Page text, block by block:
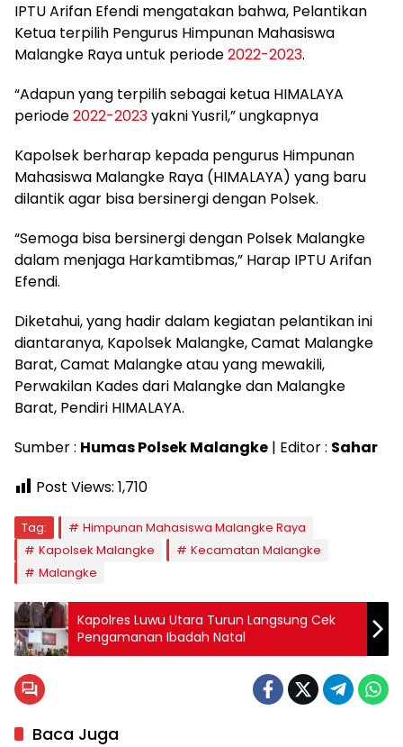
IPTU Arifan Efendi mengatakan bahwa, Pelantikan
Ketua terpilih Pengurus Himpunan Mahasiswa
Malangke Raya untuk periode2022-2023.
“Adapun yang terpilih sebagai ketua HIMALAYA
periode2022-2023yakni Yusril,” ungkapnya
Kapolsek berharap kepada pengurus Himpunan
Mahasiswa Malangke Raya (HIMALAYA) yang baru
dilantik agar bisa bersinergi dengan Polsek.
“Semoga bisa bersinergi dengan Polsek Malangke
dalam menjaga Harkamtibmas,” Harap IPTU Arifan
Efendi.
Diketahui, yang hadir dalam kegiatan pelantikan ini
diantaranya, Kapolsek Malangke, Camat Malangke
Barat, Camat Malangke atau yang mewakili,
Perwakilan Kades dari Malangke dan Malangke
Barat, Pendiri HIMALAYA.
Sumber : Humas Polsek Malangke | Editor : Sahar
Post Views: 1,710
Tag:
Himpunan Mahasiswa Malangke Raya
Kapolsek Malangke
Kecamatan Malangke
Malangke
Kapolres Luwu Utara Turun Langsung Cek
Pengamanan Ibadah Natal
Baca Juga